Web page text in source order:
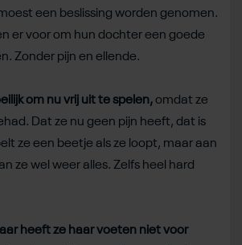
moest een beslissing worden genomen.
er voor om hun dochter een goede
Zonder pijn en ellende.
om nu vrij uit te spelen,omdat ze
Dat ze nu geen pijn heeft, dat is
ze een beetje als ze loopt, maar aan
ze wel weer alles. Zelfs heel hard
heeft ze haar voeten niet voor